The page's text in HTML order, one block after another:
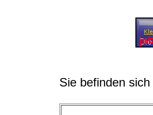
Sie befinden